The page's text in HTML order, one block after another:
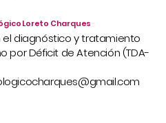
Loreto Charques
el diagnóstico y tratamiento
por Déficit de Atención (TDA-